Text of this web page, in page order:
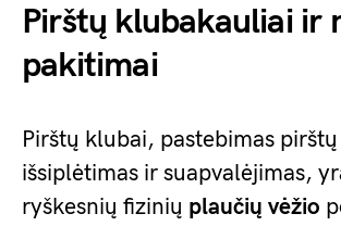
Pirštų klubakauliai ir
pakitimai
Pirštų klubai, pastebimas
išsiplėtimas ir suapvalėjimas,
ryškesnių fizinių plaučių vėžio